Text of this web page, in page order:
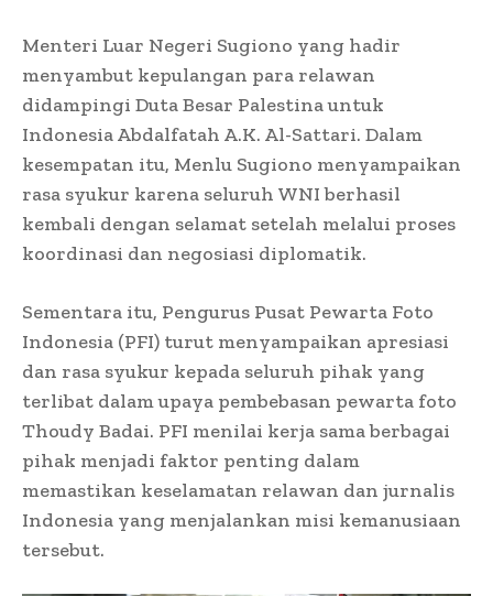
Menteri Luar Negeri Sugiono yang hadir
menyambut kepulangan para relawan
didampingi Duta Besar Palestina untuk
Indonesia Abdalfatah A.K. Al-Sattari. Dalam
kesempatan itu, Menlu Sugiono menyampaikan
rasa syukur karena seluruh WNI berhasil
kembali dengan selamat setelah melalui proses
koordinasi dan negosiasi diplomatik.
Sementara itu, Pengurus Pusat Pewarta Foto
Indonesia (PFI) turut menyampaikan apresiasi
dan rasa syukur kepada seluruh pihak yang
terlibat dalam upaya pembebasan pewarta foto
Thoudy Badai. PFI menilai kerja sama berbagai
pihak menjadi faktor penting dalam
memastikan keselamatan relawan dan jurnalis
Indonesia yang menjalankan misi kemanusiaan
tersebut.